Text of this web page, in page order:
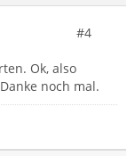
#4
Ok, also
noch mal.